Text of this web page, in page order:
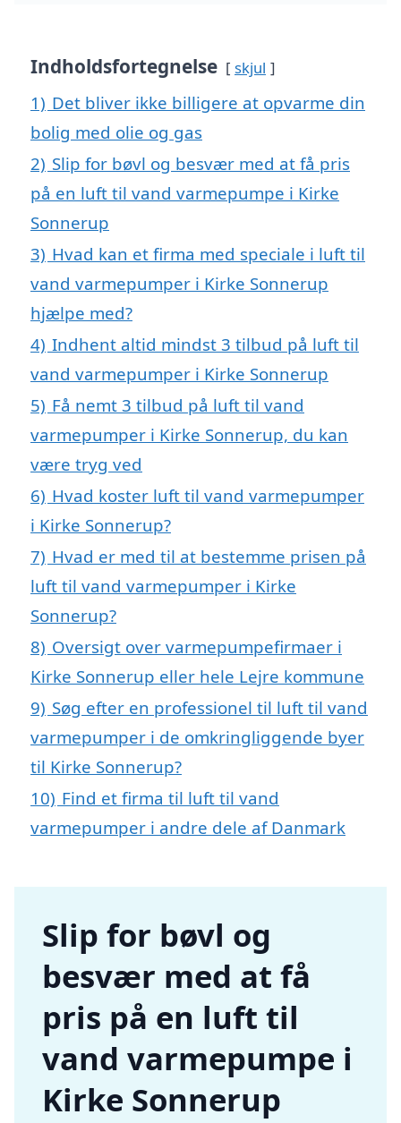
Indholdsfortegnelse skjul
1) Det bliver ikke billigere at opvarme din
bolig med olie og gas
2) Slip for bøvl og besvær med at få pris
på en luft til vand varmepumpe i Kirke
Sonnerup
3) Hvad kan et firma med speciale i luft til
vand varmepumper i Kirke Sonnerup
hjælpe med?
4) Indhent altid mindst 3 tilbud på luft til
vand varmepumper i Kirke Sonnerup
5) Få nemt 3 tilbud på luft til vand
varmepumper i Kirke Sonnerup, du kan
være tryg ved
6) Hvad koster luft til vand varmepumper
i Kirke Sonnerup?
7) Hvad er med til at bestemme prisen på
luft til vand varmepumper i Kirke
Sonnerup?
8) Oversigt over varmepumpefirmaer i
Kirke Sonnerup eller hele Lejre kommune
9) Søg efter en professionel til luft til vand
varmepumper i de omkringliggende byer
til Kirke Sonnerup?
10) Find et firma til luft til vand
varmepumper i andre dele af Danmark
Slip for bøvl og
besvær med at få
pris på en luft til
vand varmepumpe i
Kirke Sonnerup